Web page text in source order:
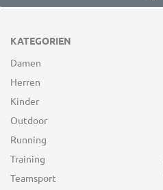
KATEGORIEN
Damen
Herren
Kinder
Outdoor
Running
Training
Teamsport